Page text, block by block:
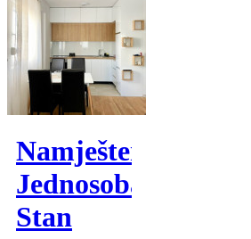
Namješten
Jednosoban
Stan